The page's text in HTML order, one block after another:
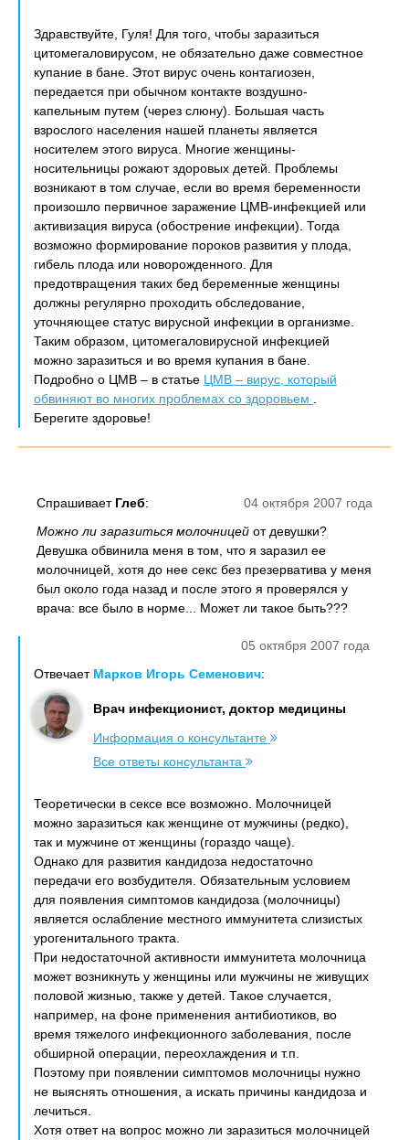
Здравствуйте, Гуля! Для того, чтобы заразиться
цитомегаловирусом, не обязательно даже совместное
купание в бане. Этот вирус очень контагиозен,
передается при обычном контакте воздушно-
капельным путем (через слюну). Большая часть
взрослого населения нашей планеты является
носителем этого вируса. Многие женщины-
носительницы рожают здоровых детей. Проблемы
возникают в том случае, если во время беременности
произошло первичное заражение ЦМВ-инфекцией или
активизация вируса (обострение инфекции). Тогда
возможно формирование пороков развития у плода,
гибель плода или новорожденного. Для
предотвращения таких бед беременные женщины
должны регулярно проходить обследование,
уточняющее статус вирусной инфекции в организме.
Таким образом, цитомегаловирусной инфекцией
можно заразиться и во время купания в бане.
Подробно о ЦМВ – в статье ЦМВ – вирус, который
обвиняют во многих проблемах со здоровьем
Берегите здоровье!
04 октября 2007 года
Спрашивает Глеб:
Можно ли заразиться молочницей от девушки?
Девушка обвинила меня в том, что я заразил ее
молочницей, хотя до нее секс без презерватива у меня
был около года назад и после этого я проверялся у
врача: все было в норме... Может ли такое быть???
05 октября 2007 года
Отвечает Марков Игорь Семенович:
Врач инфекционист, доктор медицины
Информация о консультанте
Все ответы консультанта
Теоретически в сексе все возможно. Молочницей
можно заразиться как женщине от мужчины (редко),
так и мужчине от женщины (гораздо чаще).
Однако для развития кандидоза недостаточно
передачи его возбудителя. Обязательным условием
для появления симптомов кандидоза (молочницы)
является ослабление местного иммунитета слизистых
урогенитального тракта.
При недостаточной активности иммунитета молочница
может возникнуть у женщины или мужчины не живущих
половой жизнью, также у детей. Такое случается,
например, на фоне применения антибиотиков, во
время тяжелого инфекционного заболевания, после
обширной операции, переохлаждения и т.п.
Поэтому при появлении симптомов молочницы нужно
не выяснять отношения, а искать причины кандидоза и
лечиться.
Хотя ответ на вопрос можно ли заразиться молочницей